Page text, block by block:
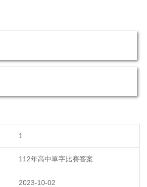
1
112年高中單字比賽答案
2023-10-02